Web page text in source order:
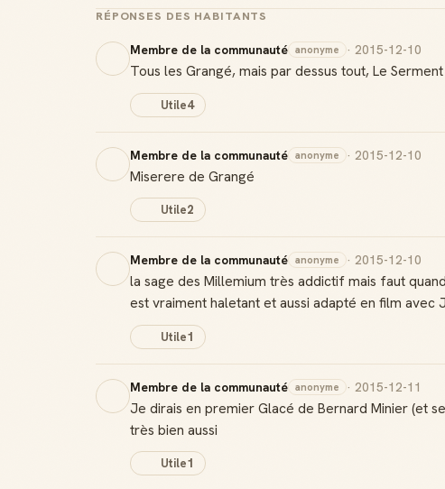
RÉPONSES DES HABITANTS
Membre de la communauté anonyme · 2015-12-10
Tous les Grangé, mais par dessus tout, Le
Utile4
Membre de la communauté anonyme · 2015-12-10
Miserere de Grangé
Utile2
Membre de la communauté anonyme · 2015-12-10
la sage des Millemium très addictif mais faut
est vraiment haletant et aussi adapté en film
Utile1
Membre de la communauté anonyme · 2015-12-11
Je dirais en premier Glacé de Bernard Minier (et
très bien aussi
Utile1